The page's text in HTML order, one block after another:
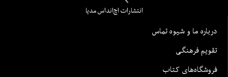
انتشارات اچ‌اند‌اس مدیا
درباره ما و شیوه تماس
تقویم فرهنگی
فروشگاه‌های کتاب